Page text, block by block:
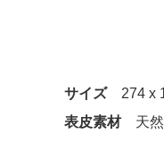
サイズ274 x
表皮素材天然